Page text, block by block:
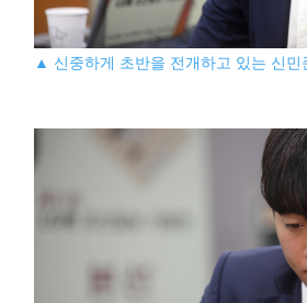
▲ 신중하게 초반을 전개하고 있는 신민